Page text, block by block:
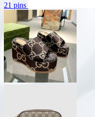
21 pins